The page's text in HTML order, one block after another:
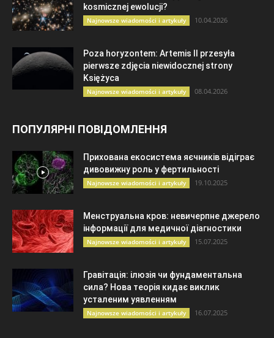
kosmicznej ewolucji?
Najnowsze wiadomości i artykuły 10.04.2026
Poza horyzontem: Artemis II przesyła
pierwsze zdjęcia niewidocznej strony
Księżyca
Najnowsze wiadomości i artykuły 08.04.2026
ПОПУЛЯРНІ ПОВІДОМЛЕННЯ
Прихована екосистема яєчників відіграє
дивовижну роль у фертильності
Najnowsze wiadomości i artykuły 19.10.2025
Менструальна кров: невичерпне джерело
інформації для медичної діагностики
Najnowsze wiadomości i artykuły 15.07.2025
Гравітація: ілюзія чи фундаментальна
сила? Нова теорія кидає виклик
усталеним уявленням
Najnowsze wiadomości i artykuły 16.07.2025